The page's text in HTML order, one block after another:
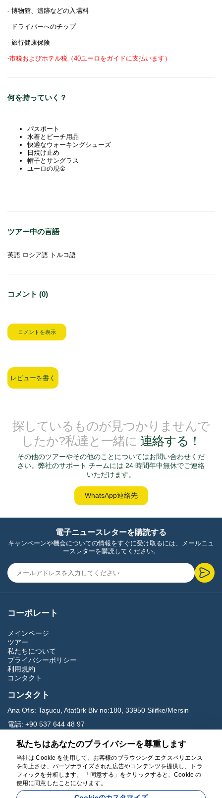
- 博物館、遺跡などの入場料
- ドライバーへのチップ
- 旅行健康保険
-市税およびホテル税（40ユーロをガイドに支払います）
何を持っていく？
パスポート
水着とビーチ用品
快適なウォーキングシューズ
日焼け止め
帽子とサングラス
ユーロの現金
ツアー中の言語
英語 ロシア語 トルコ語
コメント (0)
コメントを表示
レビューを書く
探しているものが見つかりませんで
したか?私達と一緒に 連絡する！
その他のツアーやその他のことについてはお問い合わせくだ
さい。弊社のサポート チームには 24 時間年中無休でご連絡
いただけます。
WhatsApp連絡先
電子ニュースレターを購読する
キャンペーンや機会についての情報をすぐに受け取るには、メールニュ
ースレターを購読してください。
コーポレート
メインページ
ツアー
私たちについて
プライバシーポリシー
利用規約
コンタクト
コンタクト
Ana Ofis: Taşucu, Atatürk Blv no:180, 33950 Silifke/Mersin
電話: +90 537 644 48 97
Eメール:
carettavoyage@gmail.com
ソーシャルメディア
私たちはあなたのプライバシーを尊重します
当社は Cookie を使用して、お客様のブラウジング エクスペリエンス
を向上させ、パーソナライズされた広告やコンテンツを提供し、トラ
フィックを分析します。 「同意する」をクリックすると、Cookie の
使用に同意したことになります。